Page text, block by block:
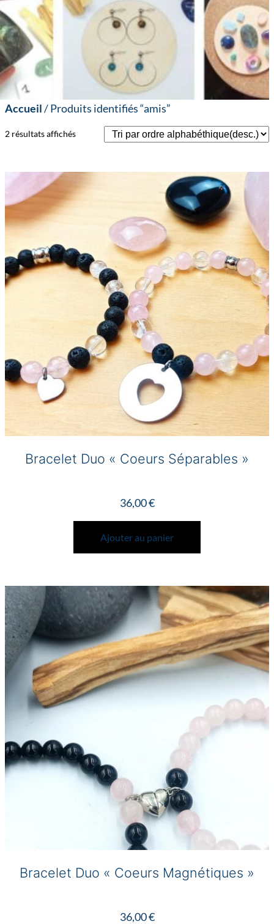
Accueil/ Produits identifiés “amis”
2 résultats affichés
Bracelet Duo « Coeurs Séparables »
36,00€
Ajouter au panier
Bracelet Duo « Coeurs Magnétiques »
36,00€